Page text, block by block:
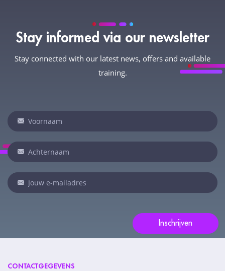
Stay informed via our newsletter
Stay connected with our latest news, offers and available
training.
Newsletter
Inschrijven
I
n
d
e
n
CONTACTGEGEVENS